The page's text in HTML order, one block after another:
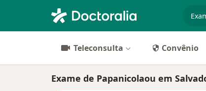
Teleconsulta Convênio
Exame de Papanicolaou em